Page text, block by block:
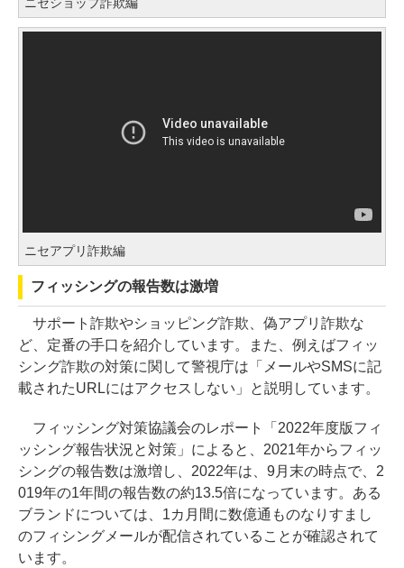
ニセショップ詐欺編
ニセアプリ詐欺編
フィッシングの報告数は激増
サポート詐欺やショッピング詐欺、偽アプリ詐欺な
ど、定番の手口を紹介しています。また、例えばフィッ
シング詐欺の対策に関して警視庁は「メールやSMSに記
載されたURLにはアクセスしない」と説明しています。
フィッシング対策協議会のレポート「2022年度版フィ
ッシング報告状況と対策」によると、2021年からフィッ
シングの報告数は激増し、2022年は、9月末の時点で、2
019年の1年間の報告数の約13.5倍になっています。ある
ブランドについては、1カ月間に数億通ものなりすまし
のフィシングメールが配信されていることが確認されて
います。